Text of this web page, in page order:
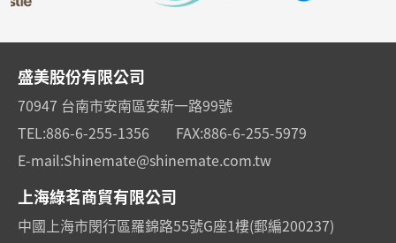
盛美股份有限公司
70947 台南市安南區安新一路99號
TEL:886-6-255-1356 FAX:886-6-255-5979
E-mail:Shinemate@shinemate.com.tw
上海綠茗商貿有限公司
中國上海市閔行區羅錦路55號G座1樓(郵編200237)